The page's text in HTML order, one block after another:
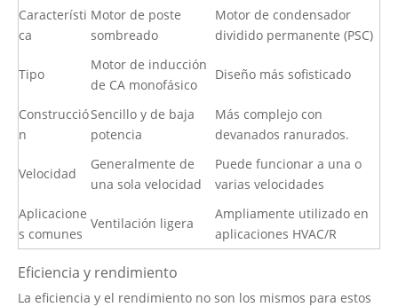
Característi
ca
Motor de poste
sombreado
Motor de condensador
dividido permanente (PSC)
Tipo
Motor de inducción
de CA monofásico
Diseño más sofisticado
Construcció
n
Sencillo y de baja
potencia
Más complejo con
devanados ranurados.
Velocidad
Generalmente de
una sola velocidad
Puede funcionar a una o
varias velocidades
Aplicacione
s comunes
Ventilación ligera
Ampliamente utilizado en
aplicaciones HVAC/R
Eficiencia y rendimiento
La eficiencia y el rendimiento no son los mismos para estos